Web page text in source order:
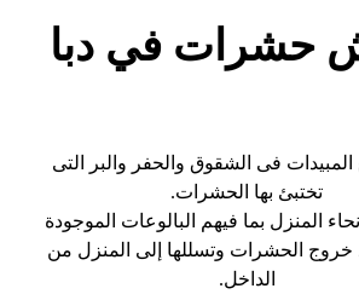
حشرات في دبا
فى الشقوق والحفر والبر التى
تختبئ بها الحشرات.
المنزل بما فيهم البالوعات الموجودة
خروج الحشرات وتسللها إلى المنزل من
الداخل.